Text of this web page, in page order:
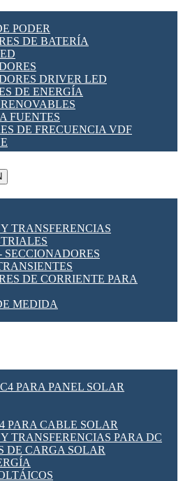
DE CABLE
IOT
WIFI
CELULAR
REDES
PODER
DE BATERÍA
DRIVER LED
DE ENERGÍA
FUENTES
DE FRECUENCIA VDF
TRANSFERENCIAS
SECCIONADORES
DE CORRIENTE PARA
MEDIDA
PARA PANEL SOLAR
PARA CABLE SOLAR
TRANSFERENCIAS PARA DC
DE CARGA SOLAR